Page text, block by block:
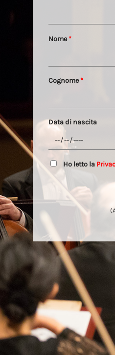
Nome*
Cognome*
Data di nascita
Ho letto la